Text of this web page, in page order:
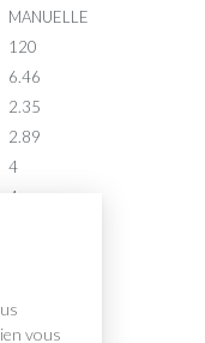
MANUELLE
120
6.46
2.35
2.89
4
4
mais